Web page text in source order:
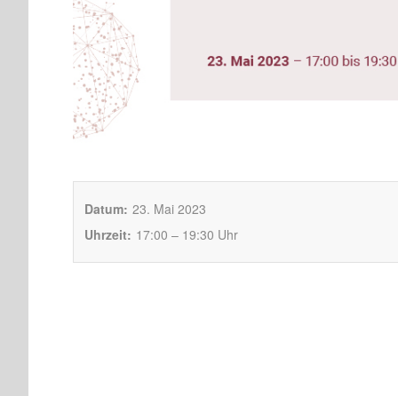
Datum: 23. Mai 2023
Uhrzeit: 17:00 – 19:30 Uhr